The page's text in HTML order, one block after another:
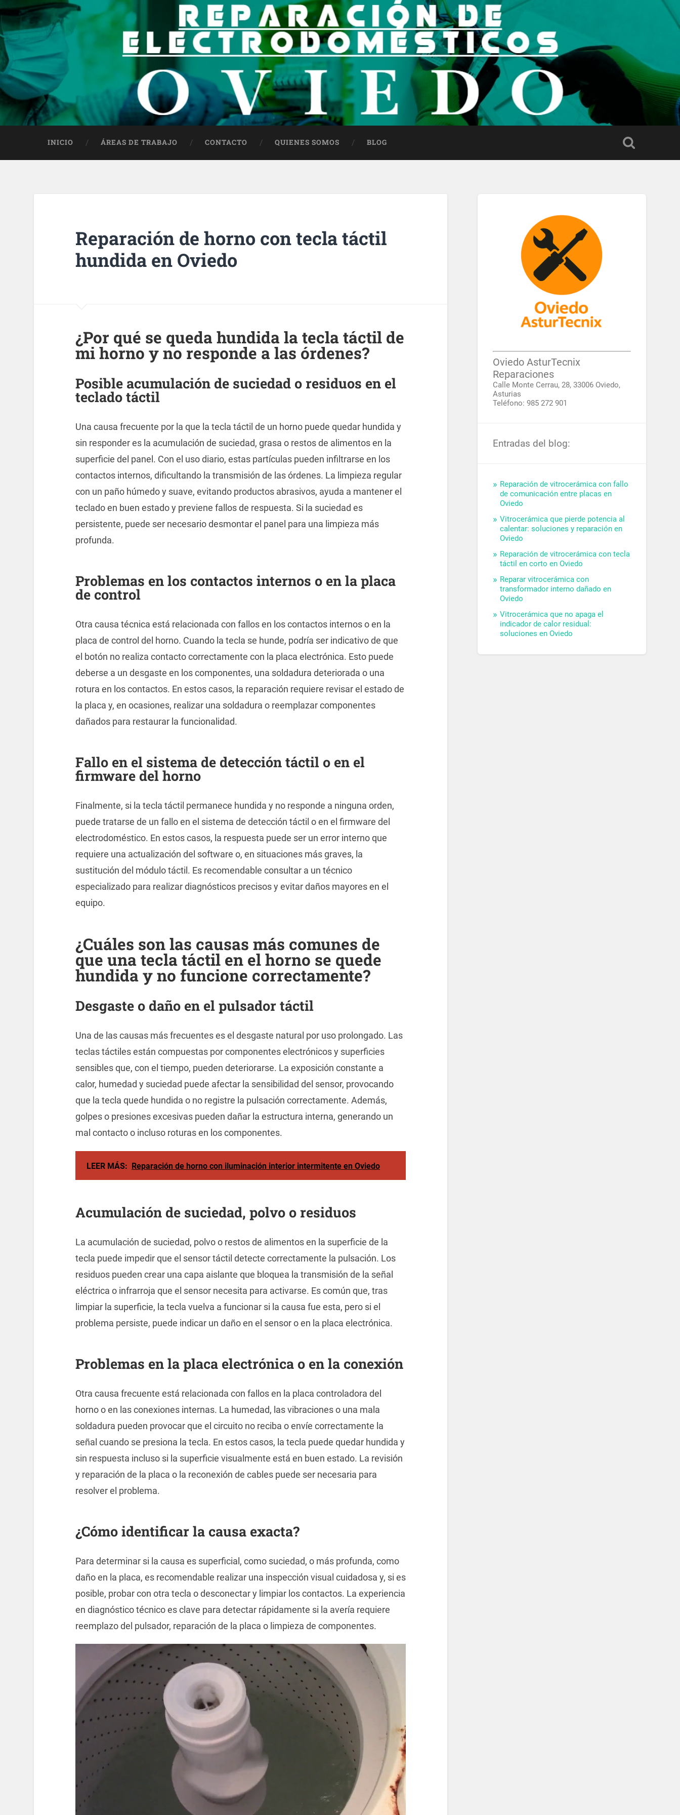
INICIO ÁREAS DE TRABAJO CONTACTO QUIENES SOMOS BLOG
Reparación de horno con tecla táctil
hundida en Oviedo
¿Por qué se queda hundida la tecla táctil de
mi horno y no responde a las órdenes?
Posible acumulación de suciedad o residuos en el
teclado táctil
Una causa frecuente por la que la tecla táctil de un horno puede quedar hundida y
sin responder es la acumulación de suciedad, grasa o restos de alimentos en la
superficie del panel. Con el uso diario, estas partículas pueden infiltrarse en los
contactos internos, dificultando la transmisión de las órdenes. La limpieza regular
con un paño húmedo y suave, evitando productos abrasivos, ayuda a mantener el
teclado en buen estado y previene fallos de respuesta. Si la suciedad es
persistente, puede ser necesario desmontar el panel para una limpieza más
profunda.
Problemas en los contactos internos o en la placa
de control
Otra causa técnica está relacionada con fallos en los contactos internos o en la
placa de control del horno. Cuando la tecla se hunde, podría ser indicativo de que
el botón no realiza contacto correctamente con la placa electrónica. Esto puede
deberse a un desgaste en los componentes, una soldadura deteriorada o una
rotura en los contactos. En estos casos, la reparación requiere revisar el estado de
la placa y, en ocasiones, realizar una soldadura o reemplazar componentes
dañados para restaurar la funcionalidad.
Fallo en el sistema de detección táctil o en el
firmware del horno
Finalmente, si la tecla táctil permanece hundida y no responde a ninguna orden,
puede tratarse de un fallo en el sistema de detección táctil o en el firmware del
electrodoméstico. En estos casos, la respuesta puede ser un error interno que
requiere una actualización del software o, en situaciones más graves, la
sustitución del módulo táctil. Es recomendable consultar a un técnico
especializado para realizar diagnósticos precisos y evitar daños mayores en el
equipo.
¿Cuáles son las causas más comunes de
que una tecla táctil en el horno se quede
hundida y no funcione correctamente?
Desgaste o daño en el pulsador táctil
Una de las causas más frecuentes es el desgaste natural por uso prolongado. Las
teclas táctiles están compuestas por componentes electrónicos y superficies
sensibles que, con el tiempo, pueden deteriorarse. La exposición constante a
calor, humedad y suciedad puede afectar la sensibilidad del sensor, provocando
que la tecla quede hundida o no registre la pulsación correctamente. Además,
golpes o presiones excesivas pueden dañar la estructura interna, generando un
mal contacto o incluso roturas en los componentes.
LEER MÁS: Reparación de horno con iluminación interior intermitente en Oviedo
Acumulación de suciedad, polvo o residuos
La acumulación de suciedad, polvo o restos de alimentos en la superficie de la
tecla puede impedir que el sensor táctil detecte correctamente la pulsación. Los
residuos pueden crear una capa aislante que bloquea la transmisión de la señal
eléctrica o infrarroja que el sensor necesita para activarse. Es común que, tras
limpiar la superficie, la tecla vuelva a funcionar si la causa fue esta, pero si el
problema persiste, puede indicar un daño en el sensor o en la placa electrónica.
Problemas en la placa electrónica o en la conexión
Otra causa frecuente está relacionada con fallos en la placa controladora del
horno o en las conexiones internas. La humedad, las vibraciones o una mala
soldadura pueden provocar que el circuito no reciba o envíe correctamente la
señal cuando se presiona la tecla. En estos casos, la tecla puede quedar hundida y
sin respuesta incluso si la superficie visualmente está en buen estado. La revisión
y reparación de la placa o la reconexión de cables puede ser necesaria para
resolver el problema.
¿Cómo identificar la causa exacta?
Para determinar si la causa es superficial, como suciedad, o más profunda, como
daño en la placa, es recomendable realizar una inspección visual cuidadosa y, si es
posible, probar con otra tecla o desconectar y limpiar los contactos. La experiencia
en diagnóstico técnico es clave para detectar rápidamente si la avería requiere
reemplazo del pulsador, reparación de la placa o limpieza de componentes.
Oviedo AsturTecnix
Reparaciones
Calle Monte Cerrau, 28, 33006 Oviedo,
Asturias
Teléfono: 985 272 901
Entradas del blog:
Reparación de vitrocerámica con fallo
de comunicación entre placas en
Oviedo
Vitrocerámica que pierde potencia al
calentar: soluciones y reparación en
Oviedo
Reparación de vitrocerámica con tecla
táctil en corto en Oviedo
Reparar vitrocerámica con
transformador interno dañado en
Oviedo
Vitrocerámica que no apaga el
indicador de calor residual:
soluciones en Oviedo